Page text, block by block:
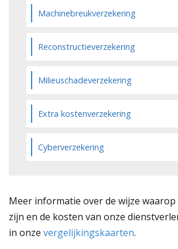
Machinebreukverzekering
Reconstructieverzekering
Milieuschadeverzekering
Extra kostenverzekering
Cyberverzekering
Meer informatie over de wijze
zijn en de kosten van onze
in onze vergelijkingskaarten.